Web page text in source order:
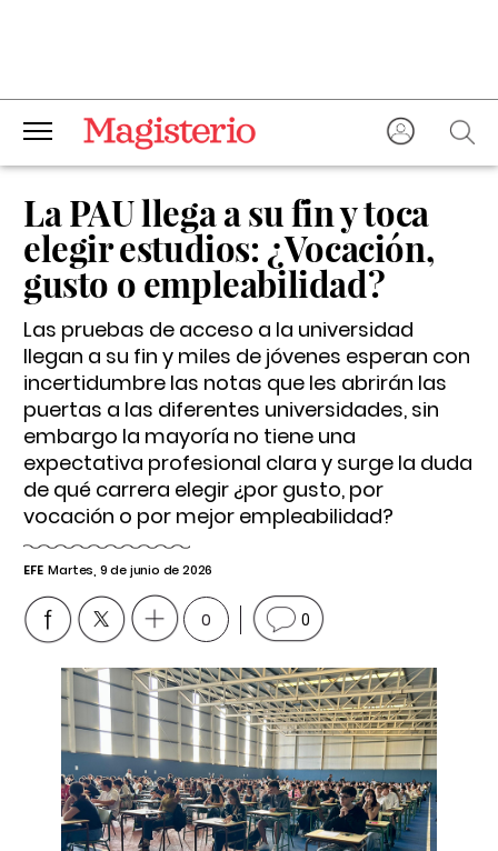
La PAU llega a su fin y toca
elegir estudios: ¿Vocación,
gusto o empleabilidad?
Las pruebas de acceso a la universidad
llegan a su fin y miles de jóvenes esperan con
incertidumbre las notas que les abrirán las
puertas a las diferentes universidades, sin
embargo la mayoría no tiene una
expectativa profesional clara y surge la duda
de qué carrera elegir ¿por gusto, por
vocación o por mejor empleabilidad?
EFE Martes, 9 de junio de 2026
0 0